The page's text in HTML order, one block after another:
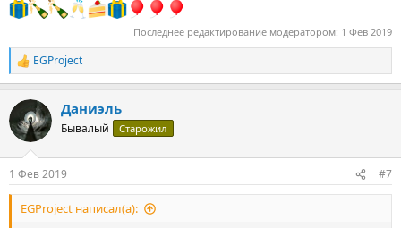
Последнее редактирование модератором: 1 Фев 2019
Р
е
к
ц
и
EGProject
Даниэль
Бывалый Старожил
1 Фев 2019 #7
EGProject написал(а):